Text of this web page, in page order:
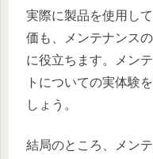
実際に製品を使用し
価も、メンテナンス
に役立ちます。メン
トについての実体験
しょう。
結局のところ、メン